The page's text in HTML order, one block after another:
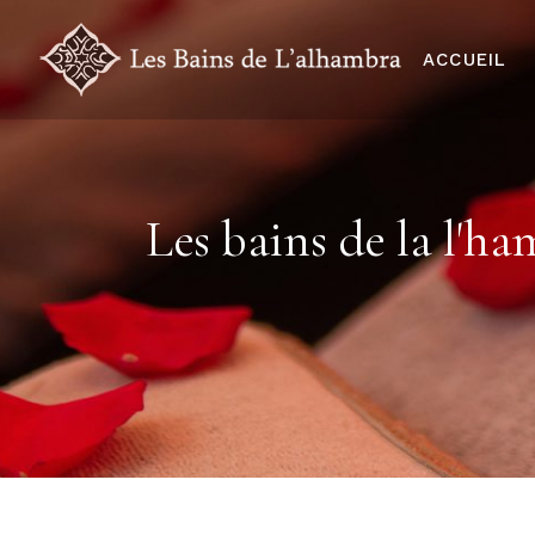
ACCUEIL
Les bains de la